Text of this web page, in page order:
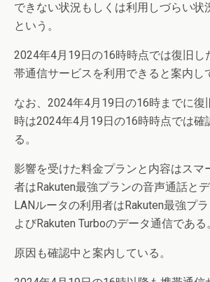
できない状況もしくは利用しづらい状
という。
2024年4月19日の16時時点では復旧し
帯通信サービスを利用できると案内し
なお、2024年4月19日の16時までに復
時は2024年4月19日の16時時点では確
る。
影響を受けた料金プランと内容はスマ
者はRakuten最強プランの音声通話と
LANルータの利用者はRakuten最強プ
よびRakuten Turboのデータ通信である
原因も確認中と案内している。